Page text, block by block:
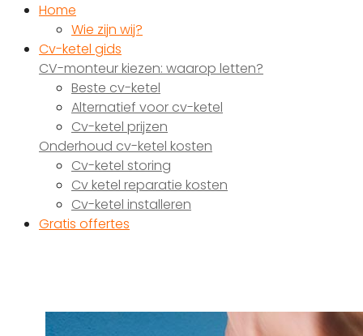
Home
Wie zijn wij?
Cv-ketel gids
CV-monteur kiezen: waarop letten?
Beste cv-ketel
Alternatief voor cv-ketel
Cv-ketel prijzen
Onderhoud cv-ketel kosten
Cv-ketel storing
Cv ketel reparatie kosten
Cv-ketel installeren
Gratis offertes